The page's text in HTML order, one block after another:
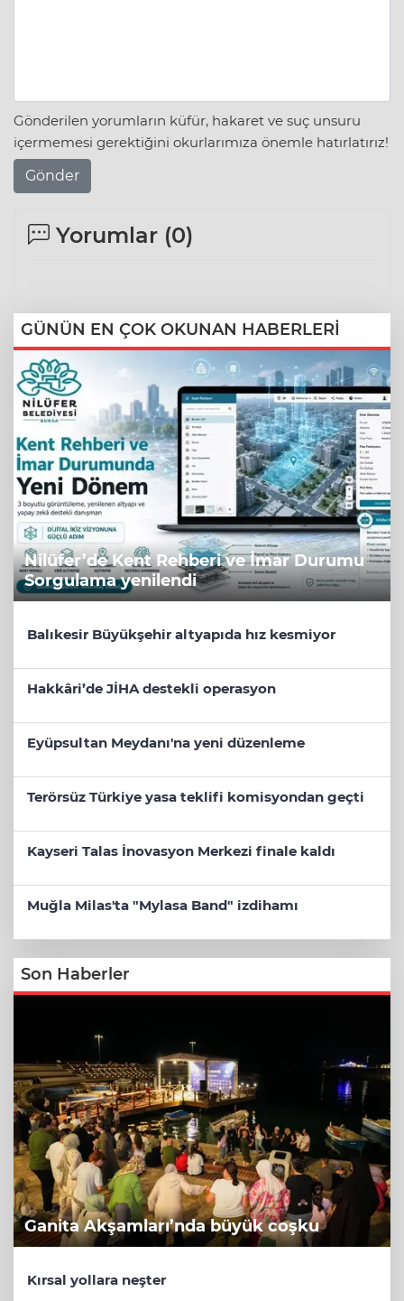
Gönderilen yorumların küfür, hakaret ve suç unsuru
içermemesi gerektiğini okurlarımıza önemle hatırlatırız!
Gönder
Yorumlar (0)
GÜNÜN EN ÇOK OKUNAN HABERLERİ
Nilüfer’de Kent Rehberi ve İmar Durumu
Sorgulama yenilendi
Balıkesir Büyükşehir altyapıda hız kesmiyor
Hakkâri’de JİHA destekli operasyon
Eyüpsultan Meydanı'na yeni düzenleme
Terörsüz Türkiye yasa teklifi komisyondan geçti
Kayseri Talas İnovasyon Merkezi finale kaldı
Muğla Milas'ta "Mylasa Band" izdihamı
Son Haberler
Ganita Akşamları’nda büyük coşku
Kırsal yollara neşter